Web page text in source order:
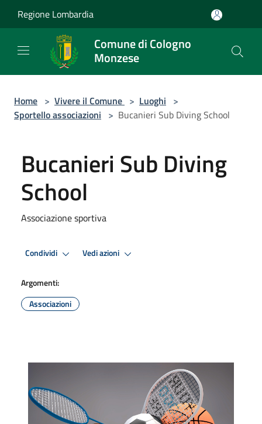
Regione Lombardia
Comune di Cologno
Monzese
Home > Vivere il Comune > Luoghi >
Sportello associazioni > Bucanieri Sub Diving School
Bucanieri Sub Diving
School
Associazione sportiva
Condividi Vedi azioni
Argomenti:
Associazioni